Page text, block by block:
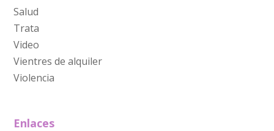
Salud
Trata
Video
Vientres de alquiler
Violencia
Enlaces